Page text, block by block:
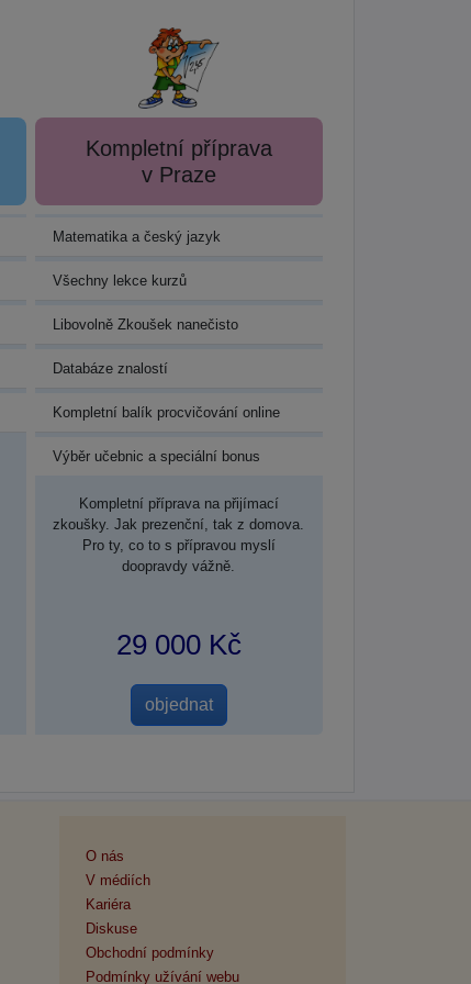
Kompletní příprava
v Praze
Matematika a český jazyk
Všechny lekce kurzů
Libovolně Zkoušek nanečisto
Databáze znalostí
Kompletní balík procvičování online
Výběr učebnic a speciální bonus
Kompletní příprava na přijímací
zkoušky. Jak prezenční, tak z domova.
Pro ty, co to s přípravou myslí
doopravdy vážně.
29 000 Kč
O nás
V médiích
Kariéra
Diskuse
Obchodní podmínky
Podmínky užívání webu